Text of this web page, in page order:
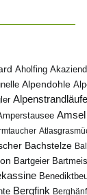
Aholfing
Alpendohle
Amsel
Bachstelze
Bartgeier
Bergfink